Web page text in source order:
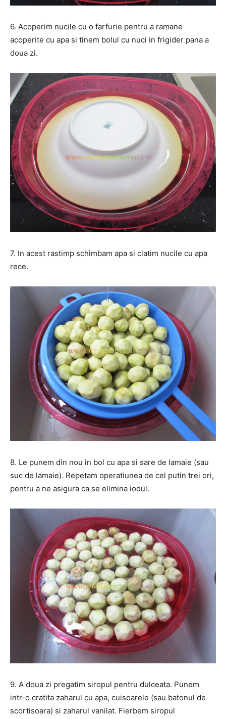
6. Acoperim nucile cu o farfurie pentru a ramane
acoperite cu apa si tinem bolul cu nuci in frigider pana a
doua zi.
7. In acest rastimp schimbam apa si clatim nucile cu apa
rece.
8. Le punem din nou in bol cu apa si sare de lamaie (sau
suc de lamaie). Repetam operatiunea de cel putin trei ori,
pentru a ne asigura ca se elimina iodul.
9. A doua zi pregatim siropul pentru dulceata. Punem
intr-o cratita zaharul cu apa, cuisoarele (sau batonul de
scortisoara) si zaharul vanilat. Fierbem siropul